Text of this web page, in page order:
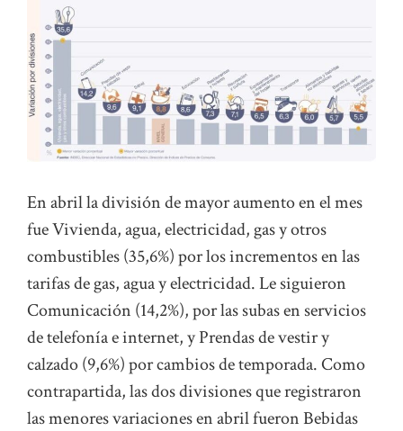
En abril la división de mayor aumento en el mes
fue Vivienda, agua, electricidad, gas y otros
combustibles (35,6%) por los incrementos en las
tarifas de gas, agua y electricidad. Le siguieron
Comunicación (14,2%), por las subas en servicios
de telefonía e internet, y Prendas de vestir y
calzado (9,6%) por cambios de temporada. Como
contrapartida, las dos divisiones que registraron
las menores variaciones en abril fueron Bebidas